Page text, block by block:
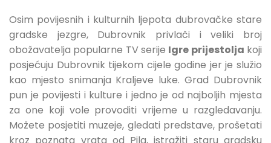
Osim povijesnih i kulturnih ljepota dubrovačke stare
gradske jezgre, Dubrovnik privlači i veliki broj
obožavatelja popularne TV serije Igre prijestolja koji
posjećuju Dubrovnik tijekom cijele godine jer je služio
kao mjesto snimanja Kraljeve luke. Grad Dubrovnik
pun je povijesti i kulture i jedno je od najboljih mjesta
za one koji vole provoditi vrijeme u razgledavanju.
Možete posjetiti muzeje, gledati predstave, prošetati